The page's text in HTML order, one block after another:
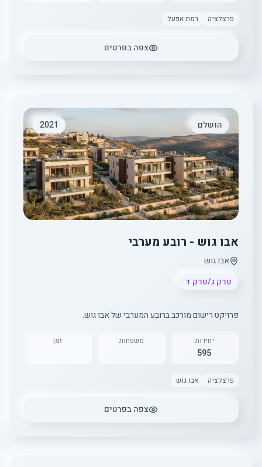
פרצלציה רמת אפעל
צפה בפרטים
הושלם 2021
אבו גוש - רובע מערבי
אבו גוש
פרק ג/פרק ד
פרויקט רישום מורכב ברובע המערבי של אבו גוש.
יחידות
595
משפחות זמן
פרצלציה אבו גוש
צפה בפרטים